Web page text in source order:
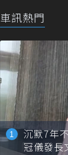
車訊熱門
沉默7年
冠儀發長